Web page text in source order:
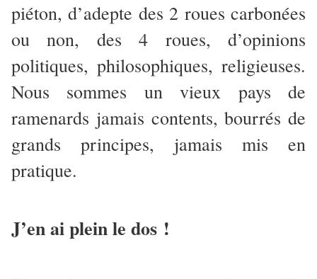
piéton, d’adepte des 2 roues carbonées
ou non, des 4 roues, d’opinions
politiques, philosophiques, religieuses.
Nous sommes un vieux pays de
ramenards jamais contents, bourrés de
grands principes, jamais mis en
pratique.
J’en ai plein le dos !